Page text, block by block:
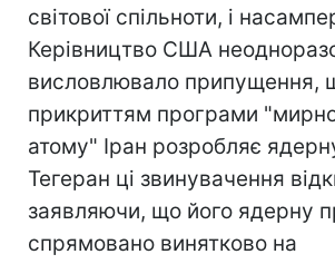
світової спільноти, і
Керівництво США
висловлювало припущення,
прикриттям програми
атому" Іран розробляє
Тегеран ці звинувачення
заявляючи, що його ядерну
спрямовано винятково на